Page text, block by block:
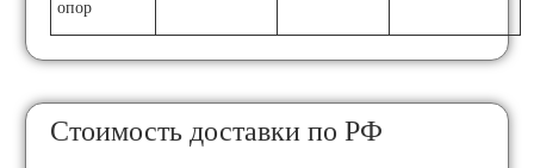
опор
Стоимость доставки по РФ